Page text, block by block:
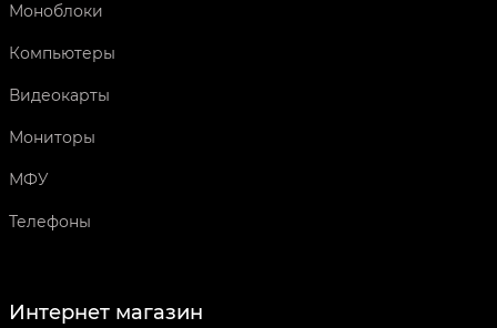
Моноблоки
Компьютеры
Видеокарты
Мониторы
МФУ
Телефоны
Интернет магазин